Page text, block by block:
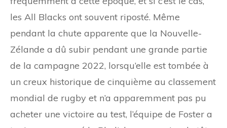
les All Blacks ont souvent riposté. Même
pendant la chute apparente que la Nouvelle-
Zélande a dû subir pendant une grande partie
de la campagne 2022, lorsqu’elle est tombée à
un creux historique de cinquième au classement
mondial de rugby et n’a apparemment pas pu
acheter une victoire au test, l’équipe de Foster a